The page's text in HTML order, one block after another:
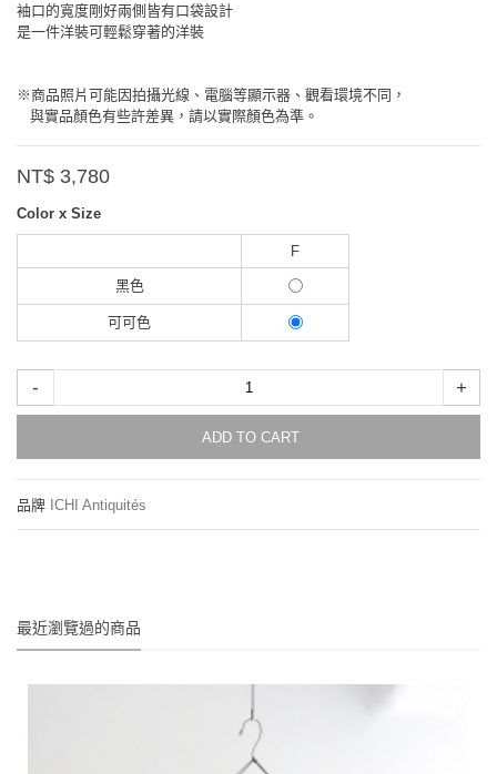
袖口的寬度剛好兩側皆有口袋設計
是一件洋裝可輕鬆穿著的洋裝
※商品照片可能因拍攝光線、電腦等顯示器、觀看環境不同，
與實品顏色有些許差異，請以實際顏色為準。
NT$ 3,780
Color x Size
F
黑色
可可色
- +
ADD TO CART
品牌 ICHI Antiquités
最近瀏覽過的商品